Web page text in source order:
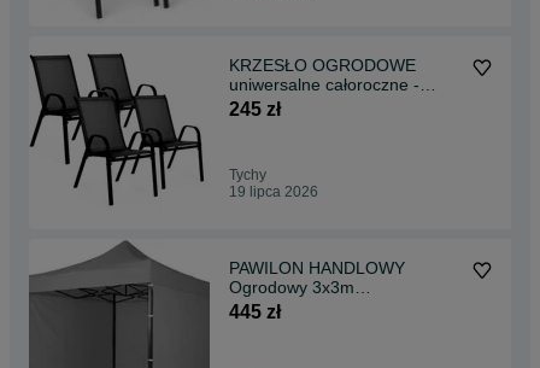
KRZESŁO OGRODOWE
uniwersalne całoroczne -
komplet 4 szt. CZARNE
245 zł
Tychy
19 lipca 2026
PAWILON HANDLOWY
Ogrodowy 3x3m
Automatyczny MOCNY -
445 zł